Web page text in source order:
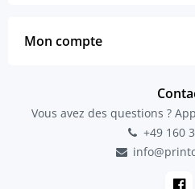
Mon compte
Vous avez des questions ?
+49 160